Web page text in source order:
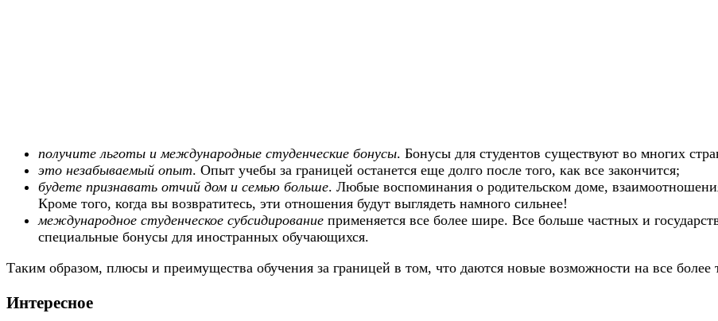
получите льготы и международные студенческие бонусы. Бонусы для студентов существуют во многих
это незабываемый опыт. Опыт учебы за границей останется еще долго после того, как все закончится;
будете признавать отчий дом и семью больше. Любые воспоминания о родительском доме,
Кроме того, когда вы возвратитесь, эти отношения будут выглядеть намного сильнее!
международное студенческое субсидирование применяется все более шире. Все больше частных и
специальные бонусы для иностранных обучающихся.
Таким образом, плюсы и преимущества обучения за границей в том, что даются новые возможности на все более
Интересное